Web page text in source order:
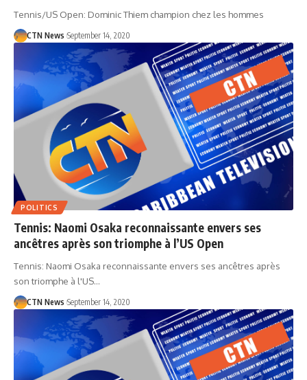
Tennis/US Open: Dominic Thiem champion chez les hommes
CTN News September 14, 2020
POLITICS
Tennis: Naomi Osaka reconnaissante envers ses
ancêtres après son triomphe à l’US Open
Tennis: Naomi Osaka reconnaissante envers ses ancêtres après
son triomphe à l'US…
CTN News September 14, 2020